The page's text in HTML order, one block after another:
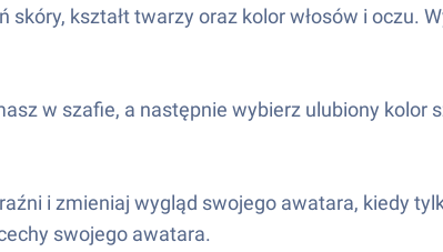
kształt twarzy oraz kolor włosów i oczu.
w szafie, a następnie wybierz ulubiony
i zmieniaj wygląd swojego awatara, kiedy
swojego awatara.